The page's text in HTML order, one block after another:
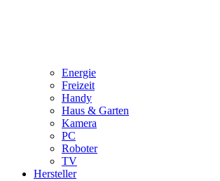
Energie
Freizeit
Handy
Haus & Garten
Kamera
PC
Roboter
TV
Hersteller